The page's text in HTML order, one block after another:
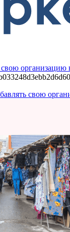
свою организацию
свою